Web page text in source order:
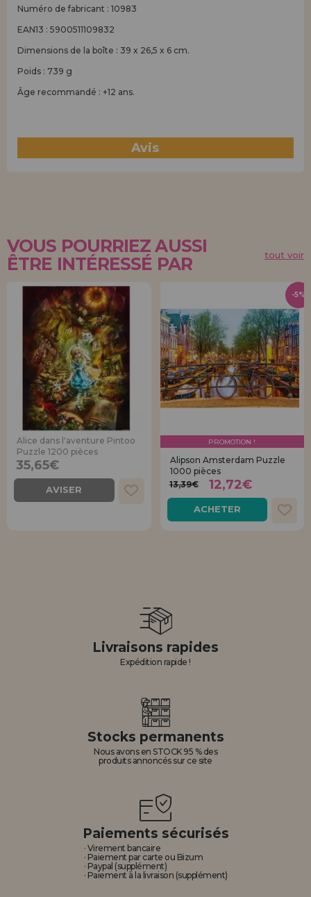
Numéro de fabricant : 10983
EAN13 : 5900511109832
Dimensions de la boîte : 39 x 26,5 x 6 cm.
Poids : 739 g
Âge recommandé : +12 ans.
Avis
VOUS POURRIEZ AUSSI
ÊTRE INTÉRESSÉ PAR
tout voir
Alice dans l'aventure Pintoo
Puzzle 1200 pièces
35,65€
AVISER
PROMOTION !
Alipson Amsterdam Puzzle
1000 pièces
13,39€
12,72€
ACHETER
-5%
Livraisons rapides
Expédition rapide !
Stocks permanents
Nous avons en STOCK 95 % des
produits annoncés sur ce site
Paiements sécurisés
· Virement bancaire
· Paiement par carte ou Bizum
· Paypal (supplément)
· Paiement à la livraison (supplément)